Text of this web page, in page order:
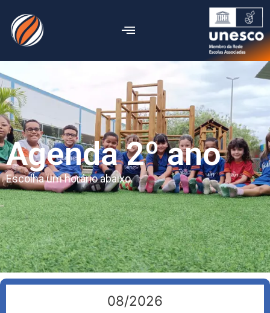
Agenda 2º ano
Escolha um horário abaixo.
08/2026